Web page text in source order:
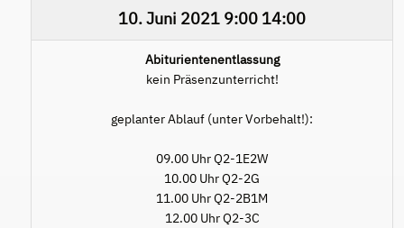
10. Juni 2021 9:00 14:00
Abiturientenentlassung
kein Präsenzunterricht!
geplanter Ablauf (unter Vorbehalt!):
09.00 Uhr Q2-1E2W
10.00 Uhr Q2-2G
11.00 Uhr Q2-2B1M
12.00 Uhr Q2-3C